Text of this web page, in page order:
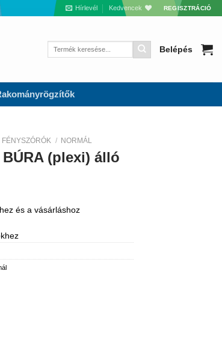
Hírlevél Kedvencek REGISZTRÁCIÓ
Keresés
Belépés
FÉNYSZÓRÓK / NORMÁL
(plexi) álló
és a vásárláshoz